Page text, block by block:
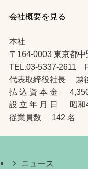
会社概要を見る
本社
〒164-0003 東京都
TEL.03-5337-2611
代表取締役社長 越
払 込 資 本 金
設 立 年 月 日 昭和
従業員数 142 名
ニュース